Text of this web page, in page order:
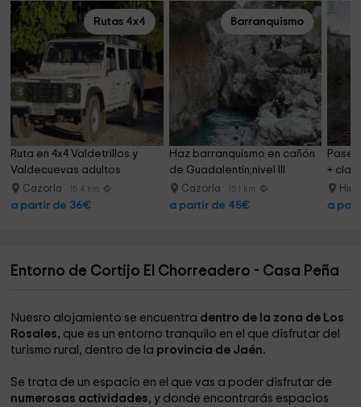
Rutas 4x4
Ruta en 4x4 Valdetrillos y
Valdecuevas adultos
Cazorla 15.4 km
a partir de 36€
Barranquismo
Haz barranquismo en cañón
de Guadalentín,nivel III
Cazorla 15.1 km
a partir de 45€
+
a
Entorno de Cortijo El Chorreadero - Casa Peña
Nuesro alojamiento se encuentra dentro de la zona de Los
Rosales, que es un entorno tranquilo en el que disfrutar del
turismo rural, dentro de la provincia de Jaén.
Se trata de un espacio en el que vas a poder disfrutar de
numerosas actividades, y donde encontrarás espacios